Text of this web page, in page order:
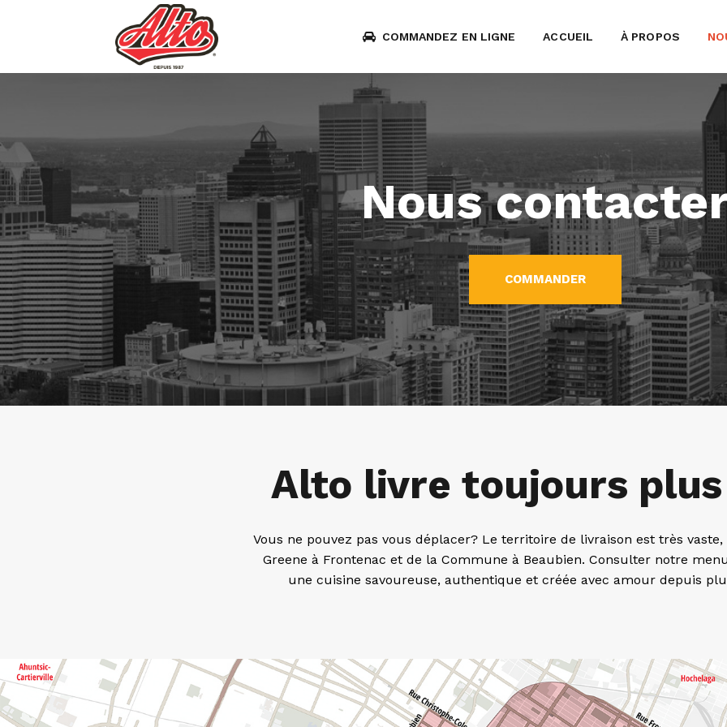
COMMANDEZ EN LIGNE ACCUEIL À PROPOS
Nous
COMMANDER
Alto livre toujours
Vous ne pouvez pas vous déplacer? Le territoire de livraison est très vaste,
Greene à Frontenac et de la Commune à Beaubien. Consulter notre
une cuisine savoureuse, authentique et créée avec amour depuis